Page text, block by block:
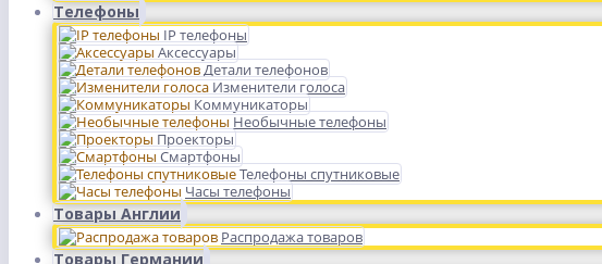
Телефоны
IP телефоны
Аксессуары
Детали телефонов
Изменители голоса
Коммуникаторы
Необычные телефоны
Проекторы
Смартфоны
Телефоны спутниковые
Часы телефоны
Товары Англии
Распродажа товаров
Товары Германии